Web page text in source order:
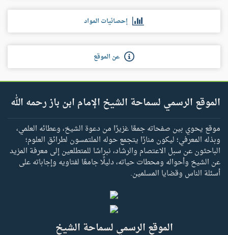
إحصائيات المواد
عن الموقع
الموقع الرسمي لسماحة الشيخ الإمام ابن باز رحمه الله
موقع يحوي بين صفحاته جمعًا غزيرًا من دعوة الشيخ، وعطائه العلمي،
وبذله المعرفي؛ ليكون منارًا يتجمع حوله الملتمسون لطرائق العلوم؛
الباحثون عن سبل الاعتصام والرشاد، نبراسًا للمتطلعين إلى معرفة المزيد
عن الشيخ وأحواله ومحطات حياته، دليلًا جامعًا لفتاويه وإجاباته على
أسئلة الناس وقضايا المسلمين.
الموقع الرسمي لسماحة الشيخ